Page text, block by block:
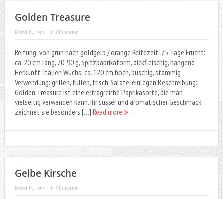
Golden Treasure
Posted By: Jens In: Chilisorten
Reifung: von grün nach goldgelb / orange Reifezeit: 75 Tage Frucht:
ca. 20 cm lang, 70-90 g, Spitzpaprikaform, dickfleischig, hängend
Herkunft: Italien Wuchs: ca. 120 cm hoch, buschig, stämmig
Verwendung: grillen, füllen, frisch, Salate, einlegen Beschreibung:
Golden Treasure ist eine ertragreiche Paprikasorte, die man
vielseitig verwenden kann. Ihr süsser und aromatischer Geschmack
zeichnet sie besonders […] Read more
Gelbe Kirsche
Posted By: Jens In: Chilisorten